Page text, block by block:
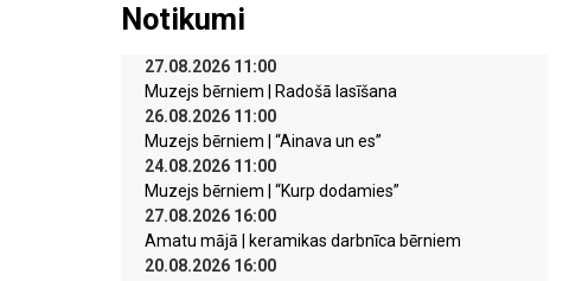
Notikumi
27.08.2026 11:00
Muzejs bērniem | Radošā lasīšana
26.08.2026 11:00
Muzejs bērniem | “Ainava un es”
24.08.2026 11:00
Muzejs bērniem | “Kurp dodamies”
27.08.2026 16:00
Amatu mājā | keramikas darbnīca bērniem
20.08.2026 16:00